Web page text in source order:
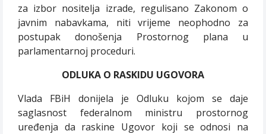
za izbor nositelja izrade, regulisano Zakonom o
javnim nabavkama, niti vrijeme neophodno za
postupak donošenja Prostornog plana u
parlamentarnoj proceduri.
ODLUKA O RASKIDU UGOVORA
Vlada FBiH donijela je Odluku kojom se daje
saglasnost federalnom ministru prostornog
uređenja da raskine Ugovor koji se odnosi na